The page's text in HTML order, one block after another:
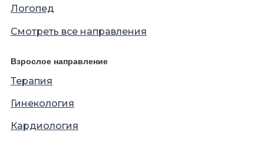
Логопед
Смотреть все направления
Взрослое направление
Терапия
Гинекология
Кардиология